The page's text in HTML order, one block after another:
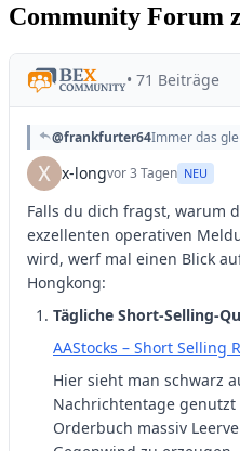
Community Forum